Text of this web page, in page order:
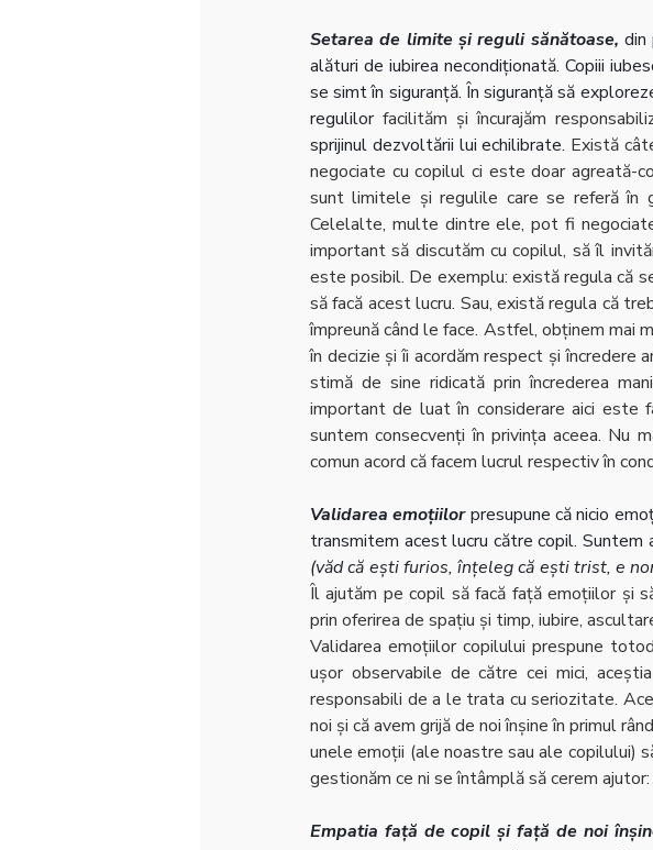
Setarea de limite și reguli sănătoase, din
alături de iubirea necondiționată. Copiii
se simt în siguranță. În siguranță să
regulilor facilităm și încurajăm
sprijinul dezvoltării lui echilibrate. Există
negociate cu copilul ci este doar agreată-
sunt limitele și regulile care se referă în
Celelalte, multe dintre ele, pot fi
important să discutăm cu copilul, să îl
este posibil. De exemplu: există regula că
să facă acest lucru. Sau, există regula că
împreună când le face. Astfel, obținem mai
în decizie și îi acordăm respect și încredere
stimă de sine ridicată prin încrederea
important de luat în considerare aici este
suntem consecvenți în privința aceea. Nu
comun acord că facem lucrul respectiv în
Validarea emoțiilor presupune că nicio
(văd că ești furios, înțeleg că ești trist, e
Îl ajutăm pe copil să facă față emoțiilor și
prin oferirea de spațiu și timp, iubire,
Validarea emoțiilor copilului prespune
ușor observabile de către cei mici,
responsabili de a le trata cu seriozitate.
noi și că avem grijă de noi înșine în primul
unele emoții (ale noastre sau ale copilului)
gestionăm ce ni se întâmplă să cerem
Empatia față de copil și față de noi